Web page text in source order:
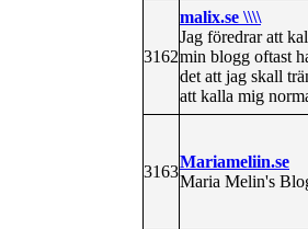
3162
malix.se \\\\
Jag föredrar att
min blogg oftast
det att jag skall
att kalla mig
3163
Mariameliin.se
Maria Melin's